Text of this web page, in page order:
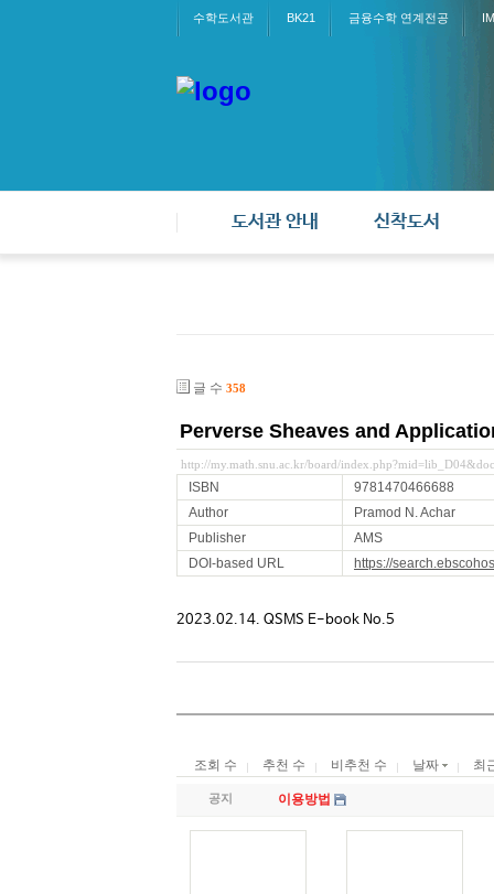
수학도서관 BK21 금융수학 연계전공
도서관 안내 신착도서
글 수 358
Perverse Sheaves and
http://my.math.snu.ac.kr/board/
ISBN
9781470466688
Author
Pramod N. Achar
Publisher
AMS
DOI-based URL
https://
2023.02.14. QSMS E-book No.5
조회 수 추천 수 비추천 수 날짜 최
공지 이용방법